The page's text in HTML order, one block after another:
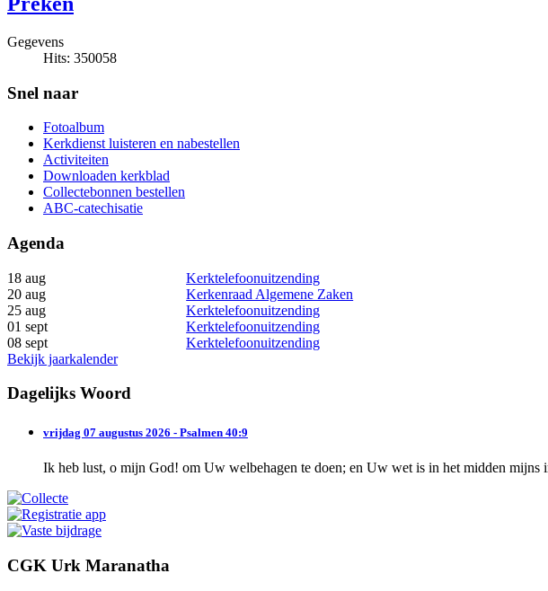
Gegevens
Hits: 350058
Snel naar
Fotoalbum
Kerkdienst luisteren en nabestellen
Activiteiten
Downloaden kerkblad
Collectebonnen bestellen
ABC-catechisatie
Agenda
18 aug
Kerktelefoonuitzending
20 aug
Kerkenraad Algemene Zaken
25 aug
Kerktelefoonuitzending
01 sept
Kerktelefoonuitzending
08 sept
Kerktelefoonuitzending
Bekijk jaarkalender
Dagelijks Woord
vrijdag 07 augustus 2026 - Psalmen 40:9
Ik heb lust, o mijn God! om Uw welbehagen te doen; en Uw wet is in het midden mijns
CGK Urk Maranatha